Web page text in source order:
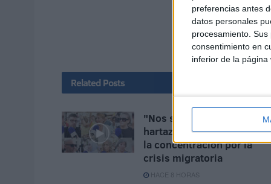
preferencias antes
datos personales
procesamiento.
consentimiento en
inferior de la página
Related Posts
"Nos sentimos solos":
hartazgo y preocupación
la concentración por la
crisis migratoria
HACE 8 HORAS